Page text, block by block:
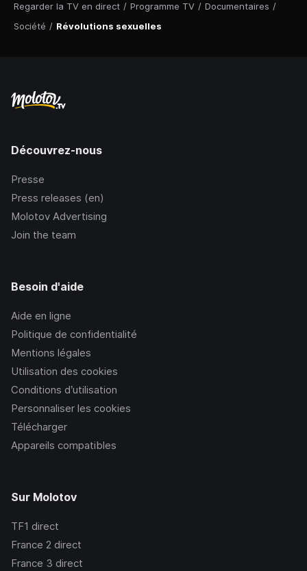
Regarder la TV en direct / Programme TV / Documentaires /
Société / Révolutions sexuelles
Découvrez-nous
Presse
Press releases (en)
Molotov Advertising
Join the team
Besoin d'aide
Aide en ligne
Politique de confidentialité
Mentions légales
Utilisation des cookies
Conditions d’utilisation
Personnaliser les cookies
Télécharger
Appareils compatibles
Sur Molotov
TF1 direct
France 2 direct
France 3 direct